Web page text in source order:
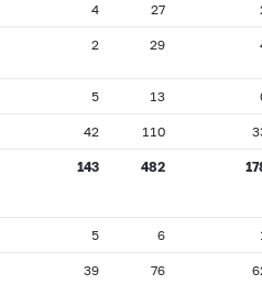
4 27
2 29
5 13
42 110
143 482
5 6
39 76